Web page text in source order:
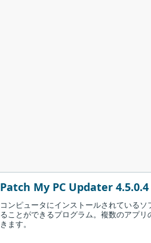
Patch My PC Updater 4.5.0.4
コンピュータにインストールされている
ることができるプログラム。複数のアプ
きます。